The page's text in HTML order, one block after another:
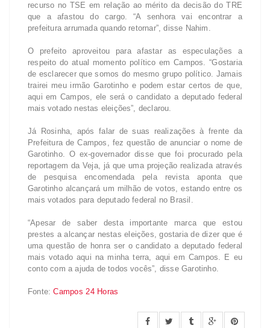
recurso no TSE em relação ao mérito da decisão do TRE
que a afastou do cargo. “A senhora vai encontrar a
prefeitura arrumada quando retornar”, disse Nahim.
O prefeito aproveitou para afastar as especulações a
respeito do atual momento político em Campos. “Gostaria
de esclarecer que somos do mesmo grupo político. Jamais
trairei meu irmão Garotinho e podem estar certos de que,
aqui em Campos, ele será o candidato a deputado federal
mais votado nestas eleições”, declarou.
Já Rosinha, após falar de suas realizações à frente da
Prefeitura de Campos, fez questão de anunciar o nome de
Garotinho. O ex-governador disse que foi procurado pela
reportagem da Veja, já que uma projeção realizada através
de pesquisa encomendada pela revista aponta que
Garotinho alcançará um milhão de votos, estando entre os
mais votados para deputado federal no Brasil.
“Apesar de saber desta importante marca que estou
prestes a alcançar nestas eleições, gostaria de dizer que é
uma questão de honra ser o candidato a deputado federal
mais votado aqui na minha terra, aqui em Campos. E eu
conto com a ajuda de todos vocês”, disse Garotinho.
Fonte: Campos 24 Horas